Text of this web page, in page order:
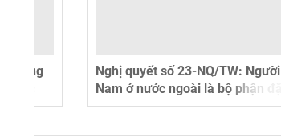
Nghị quyết số 23-NQ/TW: Người Việt
Nam ở nước ngoài là bộ phận đặc
biệt trong khối đại đoàn kết toàn dân